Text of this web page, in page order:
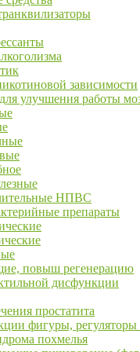
зависимости
улучшения работы
НПВС
препараты
повыш регенерацию
дисфункции
простатита
фигуры, регуляторы
похмелья